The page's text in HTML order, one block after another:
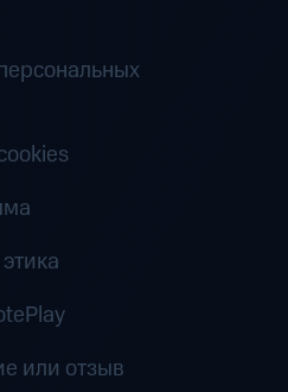
или отзыв